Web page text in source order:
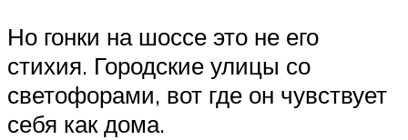
Но гонки на шоссе это не его
стихия. Городские улицы со
светофорами, вот где он чувствует
себя как дома.